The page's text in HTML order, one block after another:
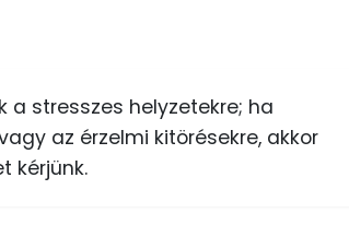
a stresszes helyzetekre; ha
az érzelmi kitörésekre, akkor
kérjünk.